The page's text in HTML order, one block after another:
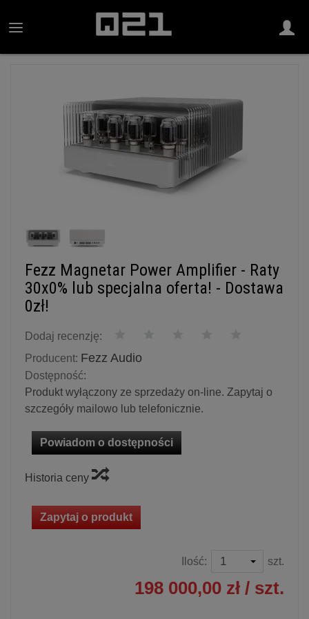
Fezz Magnetar Power Amplifier - Raty
30x0% lub specjalna oferta! - Dostawa
0zł!
Dodaj recenzję:
Producent: Fezz Audio
Dostępność:
Produkt wyłączony ze sprzedaży on-line. Zapytaj o
szczegóły mailowo lub telefonicznie.
Powiadom o dostępności
Historia ceny
Zapytaj o produkt
Ilość: szt.
198 000,00 zł / szt.